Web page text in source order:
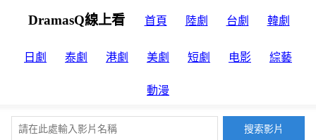
DramasQ線上看 首頁 陸劇 台劇 韓劇
日劇 泰劇 港劇 美劇 短劇 电影 綜藝
動漫